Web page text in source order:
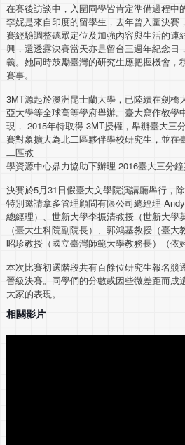
在賽後訪談中，入圍同學皆肯定準備過程中
李妮是來自印度的留學生，去年曾入圍決賽
賽經驗調整聽眾定位及加強內容與生活的連
興，還透露決賽當天亦是留台三週年紀念日
義。她同時鼓勵臺灣的研究生應把握機會，
賽事。
3MT源起於澳洲昆士蘭大學，已陸續在劍橋
亞大學等全球高等學府舉辦。臺大寫作教學
現， 2015年特取得 3MT授權，舉辦臺大三
賽對象擴大為北二區夥伴學校研究生，並在
二區教
學資源中心鼎力協助下辦理 2016臺大三分鐘
決賽於5月31日假臺大文學院演講廳舉行，
特別邀請拿多管理顧問有限公司總經理
總經理）、世新大學李振清教授（世新大學
（臺大生科院副院長）、郭鴻基教授（臺
昭珍教授（國立臺灣師範大學教務長）（依
本次比賽初選階段共有百餘位研究生報名競
晉級決賽。同學們的分數或因些微差距而成
大家的表現。
相關影片